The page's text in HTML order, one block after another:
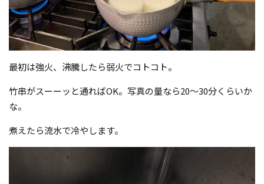
最初は強火、沸騰したら弱火でコトコト。
竹串がスーーッと通ればOK。写真の量なら20〜30分くらいか
な。
煮えたら流水で冷やします。